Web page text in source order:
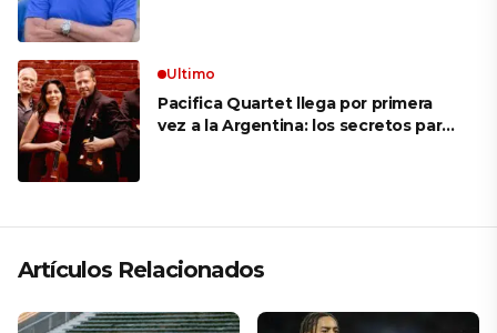
Ultimo
Pacifica Quartet llega por primera
vez a la Argentina: los secretos para
Artículos Relacionados